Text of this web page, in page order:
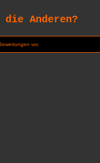
die Anderen?
vor.